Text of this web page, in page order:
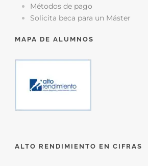
Métodos de pago
Solicita beca para un Máster
MAPA DE ALUMNOS
ALTO RENDIMIENTO EN CIFRAS